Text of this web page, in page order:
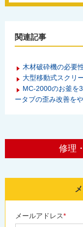
関連記事
木材破砕機の必要
大型移動式スクリ
MC-2000のお釜を
ータブの歪み改善をや
修理
メールアドレス*